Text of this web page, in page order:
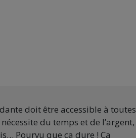
doit être accessible à toutes
du temps et de l’argent,
Pourvu que ça dure ! Ça